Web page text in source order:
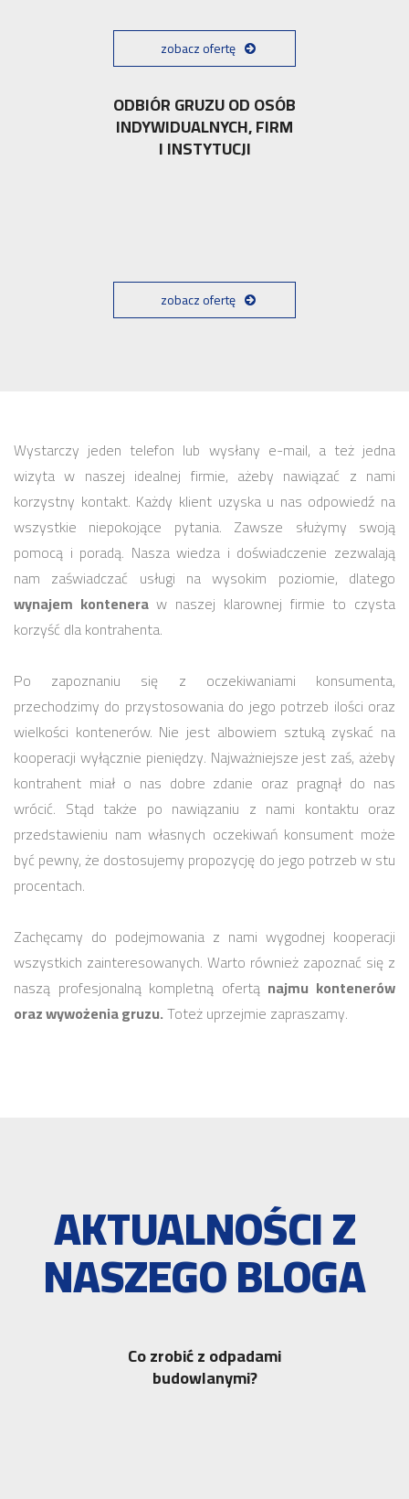
zobacz ofertę
ODBIÓR GRUZU OD OSÓB
INDYWIDUALNYCH, FIRM
I INSTYTUCJI
zobacz ofertę
Wystarczy jeden telefon lub wysłany e-mail, a też jedna
wizyta w naszej idealnej firmie, ażeby nawiązać z nami
korzystny kontakt. Każdy klient uzyska u nas odpowiedź na
wszystkie niepokojące pytania. Zawsze służymy swoją
pomocą i poradą. Nasza wiedza i doświadczenie zezwalają
nam zaświadczać usługi na wysokim poziomie, dlatego
wynajem konteneraw naszej klarownej firmie to czysta
korzyść dla kontrahenta.
Po zapoznaniu się z oczekiwaniami konsumenta,
przechodzimy do przystosowania do jego potrzeb ilości oraz
wielkości kontenerów. Nie jest albowiem sztuką zyskać na
kooperacji wyłącznie pieniędzy. Najważniejsze jest zaś, ażeby
kontrahent miał o nas dobre zdanie oraz pragnął do nas
wrócić. Stąd także po nawiązaniu z nami kontaktu oraz
przedstawieniu nam własnych oczekiwań konsument może
być pewny, że dostosujemy propozycję do jego potrzeb w stu
procentach.
Zachęcamy do podejmowania z nami wygodnej kooperacji
wszystkich zainteresowanych. Warto również zapoznać się z
naszą profesjonalną kompletną ofertą najmu kontenerów
oraz wywożenia gruzu.Toteż uprzejmie zapraszamy.
AKTUALNOŚCI Z
NASZEGO BLOGA
Co zrobić z odpadami
budowlanymi?